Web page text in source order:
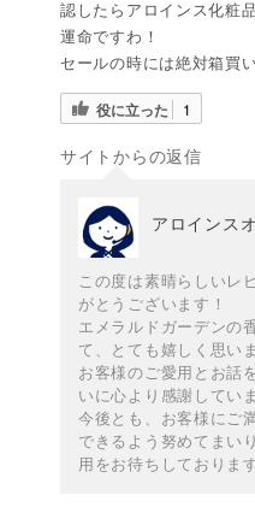
認したらアロインス化粧品
運命ですわ！
セールの時には絶対箱買
役に立った 1
サイトからの返信
アロインス
この度は素晴らしいレ
がとうございます！
エメラルドガーデンの
て、とても嬉しく思い
お客様のご愛用とお話
いに心より感謝してい
今後とも、お客様にご
できるよう努めてまい
用をお待ちしておりま